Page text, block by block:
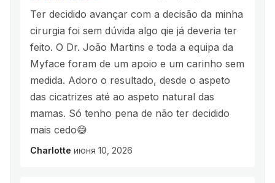
Ter decidido avançar com a decisão da minha
cirurgia foi sem dúvida algo qie já deveria ter
feito. O Dr. João Martins e toda a equipa da
Myface foram de um apoio e um carinho sem
medida. Adoro o resultado, desde o aspeto
das cicatrizes até ao aspeto natural das
mamas. Só tenho pena de não ter decidido
mais cedo😅
Charlotte июня 10, 2026